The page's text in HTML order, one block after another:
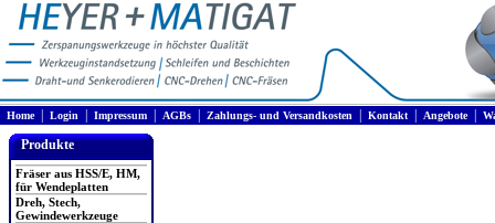
Home| Login Impressum AGBs Zahlungs- und Versandkosten Kontakt| Angebote|
Produkte
Fräser aus HSS/E, HM,
für Wendeplatten
Dreh, Stech,
Gewindewerkzeuge